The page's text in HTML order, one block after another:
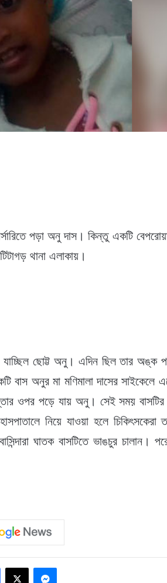
পড়া অনু দাস। কিন্তু একটি
থানা এলাকায়।
ছোট্ট অনু। এদিন ছিল তার অঙ্ক
বাস অনুর মা মণিমালা দাসের সাইকেলে
ওপর পড়ে যায় অনু। সেই সময়
নিয়ে যাওয়া হলে চিকিৎসকেরা
ঘাতক বাসটিতে ভাঙচুর চালান।